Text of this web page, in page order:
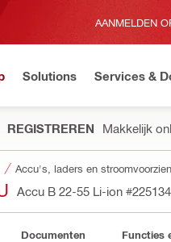
AANMELDEN
Solutions Services &
REGISTREREN Makkelijk
Accu's, laders en
Accu B 22-55 Li-ion
Documenten Functies